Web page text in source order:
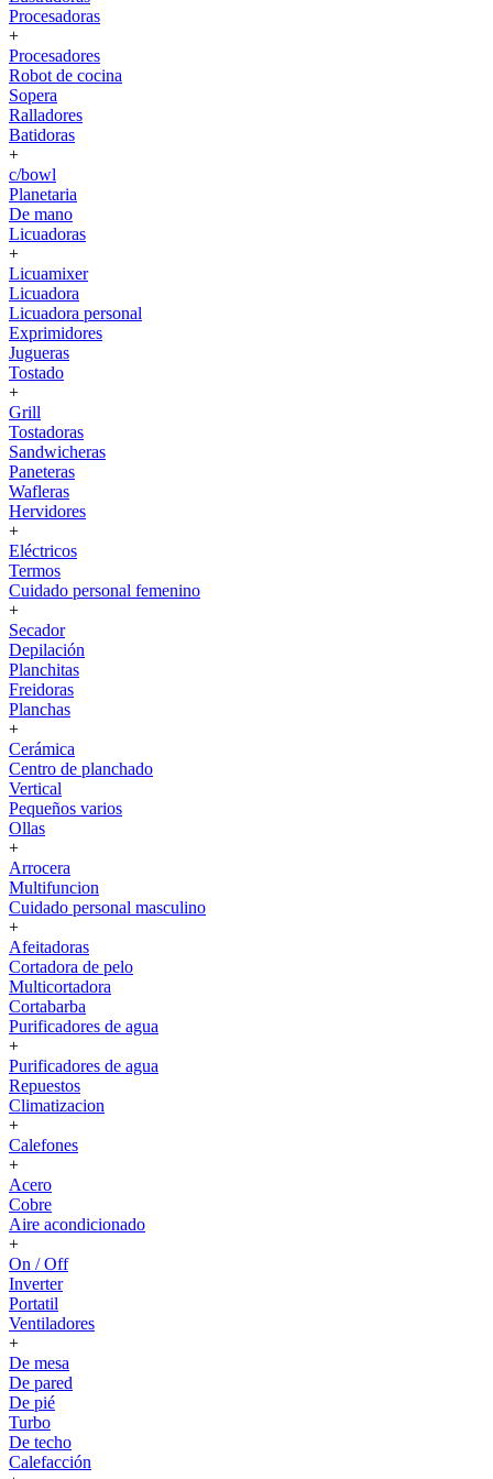
Procesadoras
+
Procesadores
Robot de cocina
Sopera
Ralladores
Batidoras
+
c/bowl
Planetaria
De mano
Licuadoras
+
Licuamixer
Licuadora
Licuadora personal
Exprimidores
Jugueras
Tostado
+
Grill
Tostadoras
Sandwicheras
Paneteras
Wafleras
Hervidores
+
Eléctricos
Termos
Cuidado personal femenino
+
Secador
Depilación
Planchitas
Freidoras
Planchas
+
Cerámica
Centro de planchado
Vertical
Pequeños varios
Ollas
+
Arrocera
Multifuncion
Cuidado personal masculino
+
Afeitadoras
Cortadora de pelo
Multicortadora
Cortabarba
Purificadores de agua
+
Purificadores de agua
Repuestos
Climatizacion
+
Calefones
+
Acero
Cobre
Aire acondicionado
+
On / Off
Inverter
Portatil
Ventiladores
+
De mesa
De pared
De pié
Turbo
De techo
Calefacción